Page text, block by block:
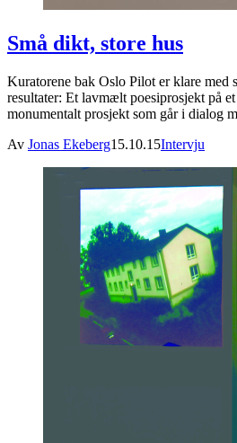
Små dikt, store hus
Kuratorene bak Oslo Pilot er klare med
resultater: Et lavmælt poesiprosjekt på
monumentalt prosjekt som går i dialog
Av Jonas Ekeberg15.10.15Intervju